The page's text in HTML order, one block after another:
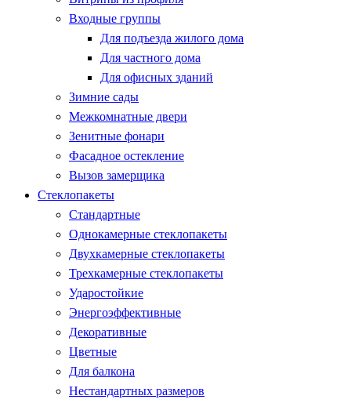
Входные группы
Для подъезда жилого дома
Для частного дома
Для офисных зданий
Зимние сады
Межкомнатные двери
Зенитные фонари
Фасадное остекление
Вызов замерщика
Стеклопакеты
Стандартные
Однокамерные стеклопакеты
Двухкамерные стеклопакеты
Трехкамерные стеклопакеты
Ударостойкие
Энергоэффективные
Декоративные
Цветные
Для балкона
Нестандартных размеров